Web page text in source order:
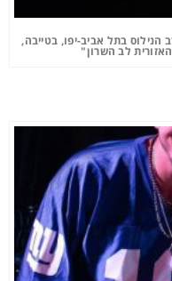
בתל אביב-יפו, בטייבה,
לב השרון"